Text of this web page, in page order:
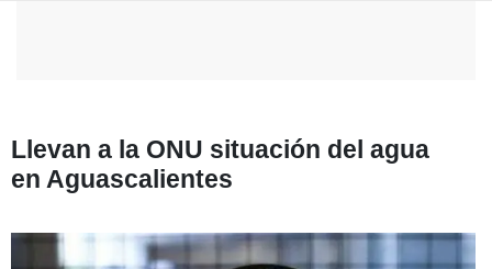
Llevan a la ONU situación del agua
en Aguascalientes